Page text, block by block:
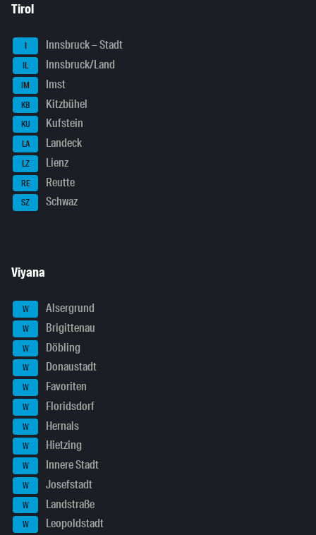
Tirol
I Innsbruck – Stadt
IL Innsbruck/Land
IM Imst
KB Kitzbühel
KU Kufstein
LA Landeck
LZ Lienz
RE Reutte
SZ Schwaz
Viyana
W Alsergrund
W Brigittenau
W Döbling
W Donaustadt
W Favoriten
W Floridsdorf
W Hernals
W Hietzing
W Innere Stadt
W Josefstadt
W Landstraße
W Leopoldstadt